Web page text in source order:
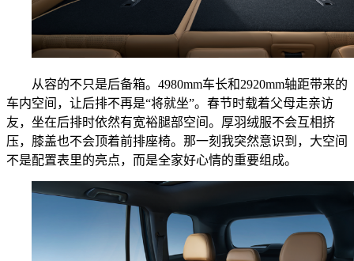
从容的不只是后备箱。4980mm车长和2920mm轴距带来的
车内空间，让后排不再是“将就坐”。春节时载着父母走亲访
友，坐在后排时依然有宽裕腿部空间。厚羽绒服不会互相挤
压，膝盖也不会顶着前排座椅。那一刻我突然意识到，大空间
不是配置表里的亮点，而是全家好心情的重要组成。